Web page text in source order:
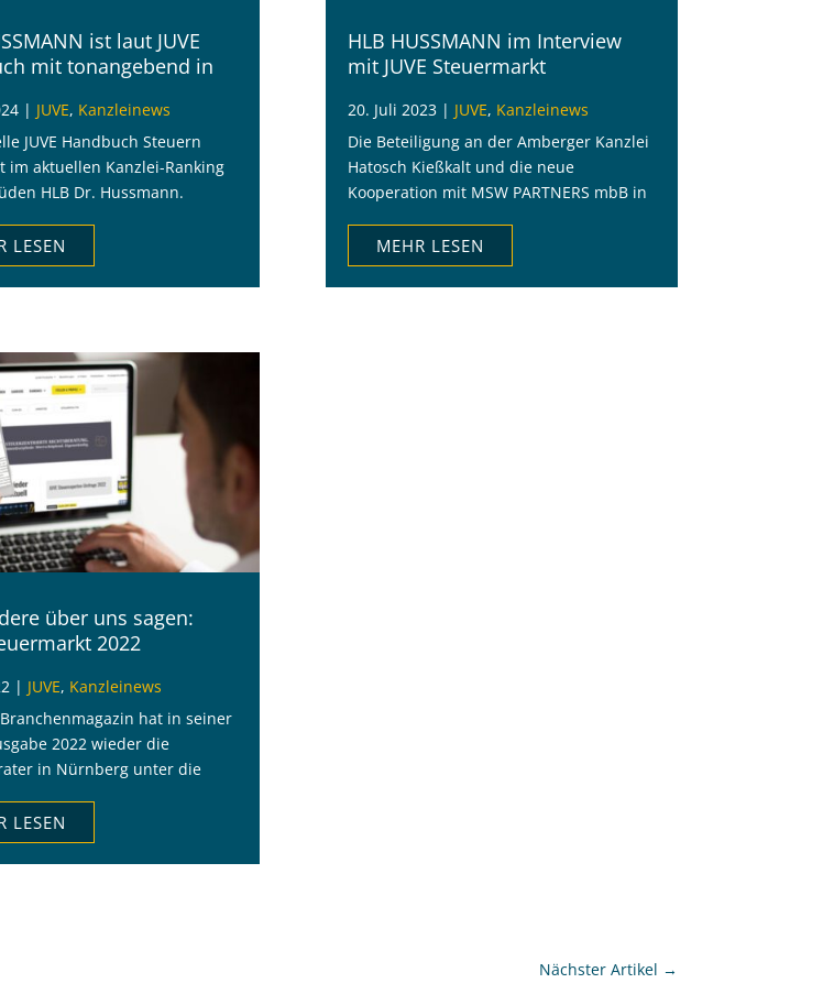
ist laut JUVE
mit tonangebend in
| JUVE, Kanzleinews
JUVE Handbuch Steuern
im aktuellen Kanzlei-Ranking
HLB Dr. Hussmann.
LESEN
über uns sagen:
2022
| JUVE, Kanzleinews
Branchenmagazin hat in seiner
2022 wieder die
in Nürnberg unter die
den mittelständischen
-> weiterlesen
LESEN
HLB HUSSMANN im Interview
mit JUVE Steuermarkt
20. Juli 2023| JUVE, Kanzleinews
Die Beteiligung an der Amberger Kanzlei
Hatosch Kießkalt und die neue
Kooperation mit MSW PARTNERS mbB in
Interview mit JUVE Steuermarkt.
MEHR LESEN
Nächster Artikel →